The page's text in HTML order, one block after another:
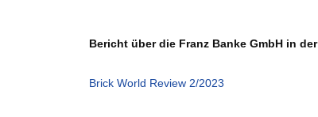
Bericht über die Franz Banke GmbH in der
Brick World Review 2/2023